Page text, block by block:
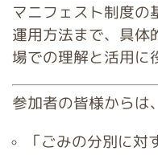
マニフェスト制度の
運用方法まで、具体
場での理解と活用に
参加者の皆様からは、
「ごみの分別に